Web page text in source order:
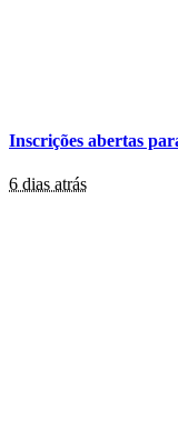
Inscrições abertas
6 dias atrás